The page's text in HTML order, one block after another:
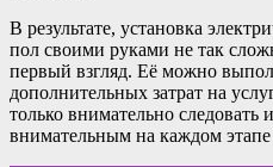
В результате, установка
пол своими руками не так
первый взгляд. Её можно
дополнительных затрат на
только внимательно следовать
внимательным на каждом